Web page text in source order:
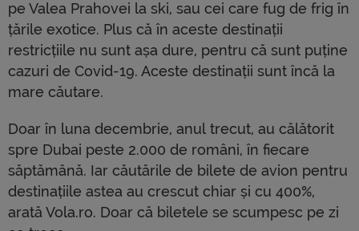
pe Valea Prahovei la ski, sau cei care fug de frig în
țările exotice. Plus că în aceste destinații
restricțiile nu sunt așa dure, pentru că sunt puține
cazuri de Covid-19. Aceste destinații sunt încă la
mare căutare.
Doar în luna decembrie, anul trecut, au călătorit
spre Dubai peste 2.000 de români, în fiecare
săptămână. Iar căutările de bilete de avion pentru
destinațiile astea au crescut chiar și cu 400%,
arată Vola.ro. Doar că biletele se scumpesc pe zi